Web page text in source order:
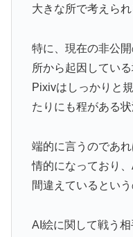
大きな所で考えら
特に、現在の非公開
所から起因してい
Pixivはしっかりと
たりにも程がある状
端的に言うのであ
情的になっており
間違えているとい
AI絵に関して戦う